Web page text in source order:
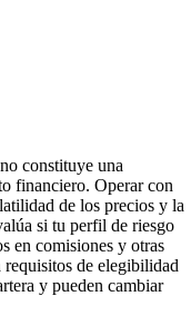
constituye una
financiero. Operar con
de los precios y la
si tu perfil de riesgo
en comisiones y otras
requisitos de elegibilidad
y pueden cambiar